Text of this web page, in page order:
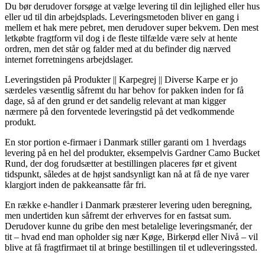
Du bør derudover forsøge at vælge levering til din lejlighed eller hus
eller ud til din arbejdsplads. Leveringsmetoden bliver en gang i
mellem et hak mere pebret, men derudover super bekvem. Den mest
letkøbte fragtform vil dog i de fleste tilfælde være selv at hente
ordren, men det står og falder med at du befinder dig nærved
internet forretningens arbejdslager.
Leveringstiden på Produkter || Karpegrej || Diverse Karpe er jo
særdeles væsentlig såfremt du har behov for pakken inden for få
dage, så af den grund er det sandelig relevant at man kigger
nærmere på den forventede leveringstid på det vedkommende
produkt.
En stor portion e-firmaer i Danmark stiller garanti om 1 hverdags
levering på en hel del produkter, eksempelvis Gardner Camo Bucket
Rund, der dog forudsætter at bestillingen placeres før et givent
tidspunkt, således at de højst sandsynligt kan nå at få de nye varer
klargjort inden de pakkeansatte får fri.
En række e-handler i Danmark præsterer levering uden beregning,
men undertiden kun såfremt der erhverves for en fastsat sum.
Derudover kunne du gribe den mest betalelige leveringsmanér, der
tit – hvad end man opholder sig nær Køge, Birkerød eller Nivå – vil
blive at få fragtfirmaet til at bringe bestillingen til et udleveringssted.